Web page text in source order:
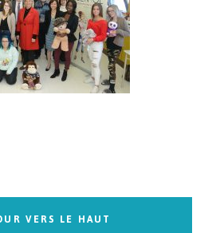
VERS LE HAUT